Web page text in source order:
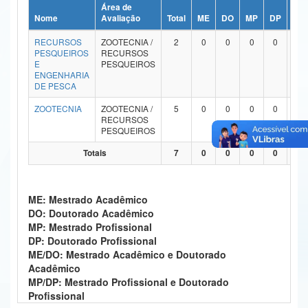
Ministério da Ciência, Tecnologia, Inovações e Comunicações
Ministério do Meio Ambiente
Ministério do Turismo
Ministério do Desenvolvimento Regional
Controladoria-Geral da União
Ministério da Mulher, da Família e dos Direitos Humanos
Secretaria de Governo
Gabinete de Segurança Institucional
Advocacia-Geral da União
Banco Central do Brasil
Nome
Área de
Avaliação
Total ME DO MP DP
RECURSOS
PESQUEIROS
E
ENGENHARIA
DE PESCA
ZOOTECNIA /
RECURSOS
PESQUEIROS
2 0 0 0 0
ZOOTECNIA
ZOOTECNIA /
RECURSOS
PESQUEIROS
5 0 0 0 0
Totais 7 0 0 0 0
ME: Mestrado Acadêmico
DO: Doutorado Acadêmico
MP: Mestrado Profissional
DP: Doutorado Profissional
ME/DO: Mestrado Acadêmico e Doutorado
Acadêmico
MP/DP: Mestrado Profissional e Doutorado
Profissional